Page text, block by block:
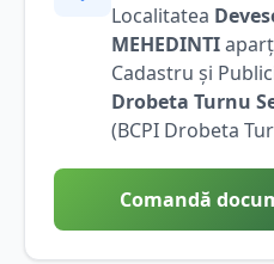
Localitatea
MEHEDINTI
Cadastru și
Drobeta Turnu
(BCPI Drobeta
Comandă